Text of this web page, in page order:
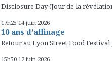
Disclosure Day (Jour de la
17h25 14 juin 2026
10 ans d’affinage
Retour au Lyon Street Food
15h50 12 juin 2026